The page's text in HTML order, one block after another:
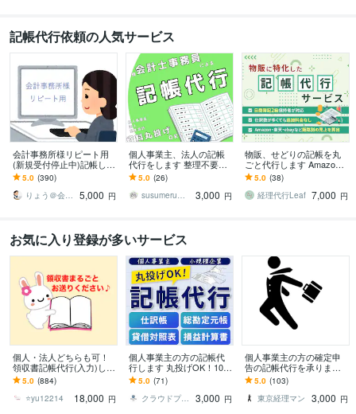
記帳代行依頼の人気サービス
会計事務所様リピート用
(新規受付停止中)記帳しま
す freee・MF・弥生会計2
4～26で対応可
5.0 (390)
りょう＠会計サポート（新規受付停止中）
5,000 円
個人事業主、法人の記帳
代行をします 整理不要！
資料は丸投げで大丈夫で
す！
5.0 (26)
susumeru会計
3,000 円
物販、せどりの記帳を丸
ごと代行します Amazo
n、メルカリ、ebay等の売
上正確にお出しします！
5.0 (38)
経理代行Leaf 7,000 円
お気に入り登録が多いサービス
個人・法人どちらも可！
領収書記帳代行(入力)しま
す 弥生会計・freee・マネ
ーフォワード・エクセル
対応可！
5.0 (884)
⭐️yu12214
18,000 円
個人事業主の方の記帳代
行します 丸投げOK！10年
以上の経理経験者
5.0 (71)
クラウドプラス会計
3,000 円
個人事業主の方の確定申
告の記帳代行を承ります 1
0年以上の実務経験を生か
して皆様のニーズにお応
えします
5.0 (103)
東京経理マン
3,000 円